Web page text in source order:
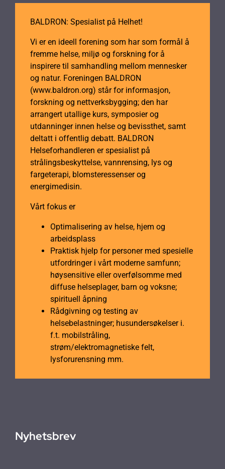
BALDRON: Spesialist på Helhet!
Vi er en ideell forening som har som formål å
fremme helse, miljø og forskning for å
inspirere til samhandling mellom mennesker
og natur. Foreningen BALDRON
(www.baldron.org) står for informasjon,
forskning og nettverksbygging; den har
arrangert utallige kurs, symposier og
utdanninger innen helse og bevissthet, samt
deltatt i offentlig debatt. BALDRON
Helseforhandleren er spesialist på
strålingsbeskyttelse, vannrensing, lys og
fargeterapi, blomsteressenser og
energimedisin.
Vårt fokus er
Optimalisering av helse, hjem og
arbeidsplass
Praktisk hjelp for personer med spesielle
utfordringer i vårt moderne samfunn;
høysensitive eller overfølsomme med
diffuse helseplager, barn og voksne;
spirituell åpning
Rådgivning og testing av
helsebelastninger; husundersøkelser i.
f.t. mobilstråling,
strøm/elektromagnetiske felt,
lysforurensning mm.
Nyhetsbrev